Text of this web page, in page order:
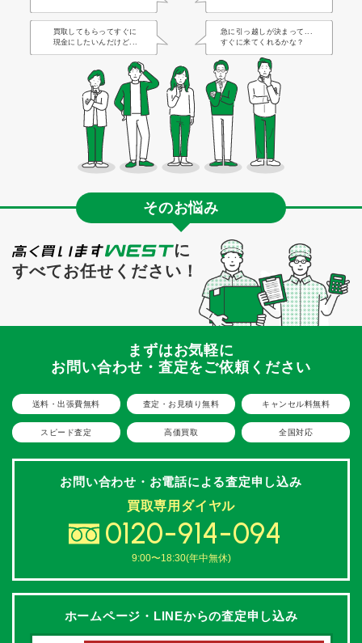
買取してもらってすぐに
現金にしたいんだけど...
急に引っ越しが決まって...
すぐに来てくれるかな？
そのお悩み
に
すべてお任せください！
まずはお気軽に
お問い合わせ・査定をご依頼ください
送料・出張費無料 査定・お見積り無料 キャンセル料無料
スピード査定 高価買取 全国対応
お問い合わせ・お電話による査定申し込み
買取専用ダイヤル
0120-914-094
9:00〜18:30(年中無休)
ホームページ・LINEからの査定申し込み